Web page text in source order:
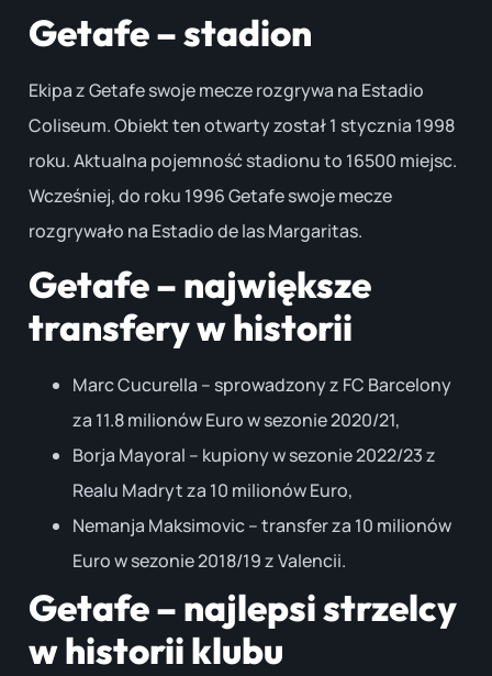
Getafe – stadion
Ekipa z Getafe swoje mecze rozgrywa na Estadio
Coliseum. Obiekt ten otwarty został 1 stycznia 1998
roku. Aktualna pojemność stadionu to 16500 miejsc.
Wcześniej, do roku 1996 Getafe swoje mecze
rozgrywało na Estadio de las Margaritas.
Getafe – największe
transfery w historii
Marc Cucurella – sprowadzony z FC Barcelony
za 11.8 milionów Euro w sezonie 2020/21,
Borja Mayoral – kupiony w sezonie 2022/23 z
Realu Madryt za 10 milionów Euro,
Nemanja Maksimovic – transfer za 10 milionów
Euro w sezonie 2018/19 z Valencii.
Getafe – najlepsi strzelcy
w historii klubu